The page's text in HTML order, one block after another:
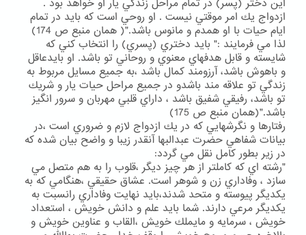
اين دختر (پسر) در تمام مراحل زندگي يار او خواهد بود .
ازدواج يك امر موقتي نيست . او روحي است كه بايد در تمام
ايام حيات با او همدم و مانوس باشد."( همان منبع ص 174)
لذا مي فرمايند :" بايد دختري (پسري) را انتخاب كني كه
شايسته و قابل هدفهاي معنوي و روحاني تو باشد. او بايدعاقل
و باهوش باشد، آرزومند كمال باشد ،به جميع مسايل مربوط به
زندگي تو علاقه مند باشدو در جميع مراحل حيات يار و شريك
تو باشد، رفيقي شفيق باشد ، داراي قلبي مهربان و سرور انگيز
باشد."(همان منبع ص 175)
رفتارها و نگرشهايي كه در يك ازدواج لازم و ضروري است ،در
بيانات شفاهي حضرت عبدالبها آنقدر زيبا و واضح بيان شده كه
در زير بطور كامل نقل مي گردد:
"رشته اي كه كاملتر از هر چيز ديگر ،قلوب را به هم متصل مي
سازد ، وفاداري زن و شوهر است. عشاق حقيقي ،هنگامي كه به
يكديگر پيوسته و متحد شدند،بايد نهايت وفاداري رانسبت به
يكديگر مرعي دارند. شما بايد علم و دانش خويش ، استعداد
خويش ، سرمايه و مايملك خويش ،القاب و عناوين خويش و